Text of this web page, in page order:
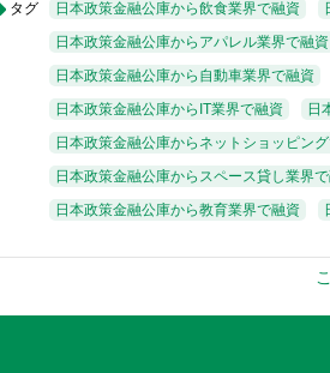
タグ 日本政策金融公庫から飲食業界で融資
日本政策金融公庫からアパレル業界で融資
日本政策金融公庫から自動車業界で融資
日本政策金融公庫からIT業界で融資
日
日本政策金融公庫からネットショッピン
日本政策金融公庫からスペース貸し業界
日本政策金融公庫から教育業界で融資